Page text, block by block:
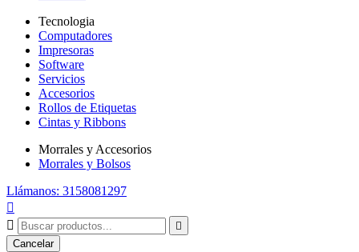
Tecnologia
Computadores
Impresoras
Software
Servicios
Accesorios
Rollos de Etiquetas
Cintas y Ribbons
Morrales y Accesorios
Morrales y Bolsos
Llámanos: 3158081297



Cancelar